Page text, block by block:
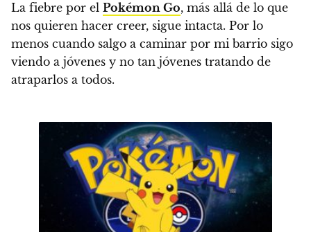
La fiebre por el Pokémon Go, más allá de lo que
nos quieren hacer creer, sigue intacta. Por lo
menos cuando salgo a caminar por mi barrio sigo
viendo a jóvenes y no tan jóvenes tratando de
atraparlos a todos.